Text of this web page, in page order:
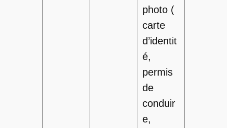
photo (
carte
d’identit
é,
permis
de
conduir
e,